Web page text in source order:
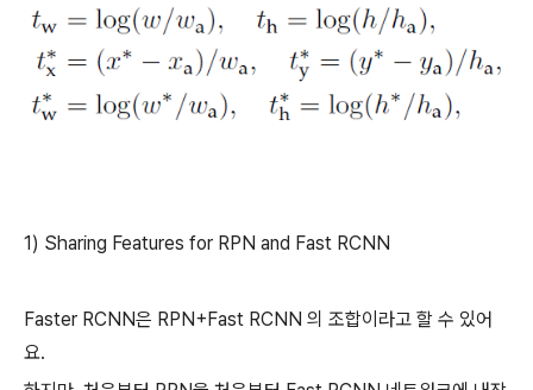
1) Sharing Features for RPN and Fast RCNN
Faster RCNN은 RPN+Fast RCNN 의 조합이라고 할 수 있어
요.